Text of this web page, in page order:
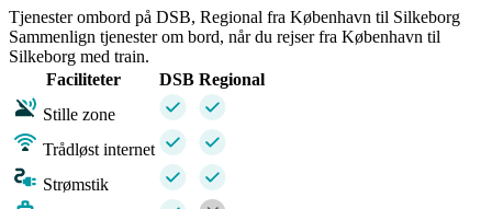
Tjenester ombord på DSB, Regional fra København til Silkeborg
Sammenlign tjenester om bord, når du rejser fra København til
Silkeborg med train.
Faciliteter
DSB Regional
Stille zone
Trådløst internet
Strømstik